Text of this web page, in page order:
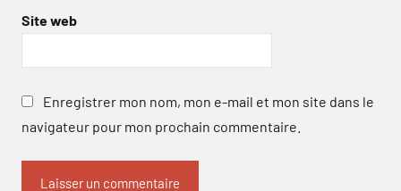
Site web
Enregistrer mon nom, mon e-mail et mon site dans le
navigateur pour mon prochain commentaire.